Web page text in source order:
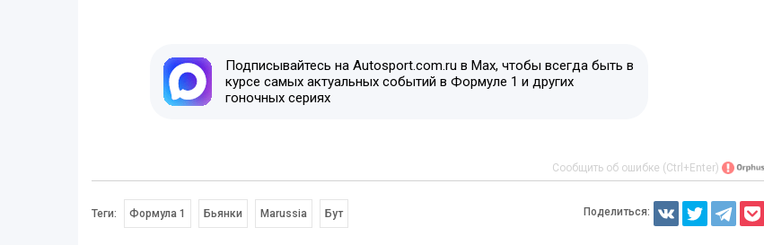
Подписывайтесь на Autosport.com.ru в Max, чтобы всегда быть в
курсе самых актуальных событий в Формуле 1 и других
гоночных сериях
Сообщить об ошибке (Ctrl+Enter)
Теги: Формула 1 Бьянки Marussia Бут Поделиться: